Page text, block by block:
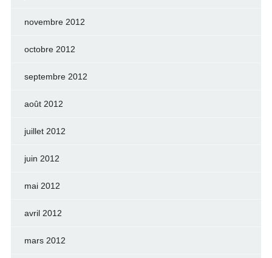
novembre 2012
octobre 2012
septembre 2012
août 2012
juillet 2012
juin 2012
mai 2012
avril 2012
mars 2012